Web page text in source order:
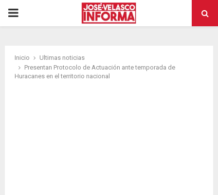
PRIMARY
Inicio
Ultimas noticias
Presentan Protocolo de Actuación ante temporada de
Huracanes en el territorio nacional